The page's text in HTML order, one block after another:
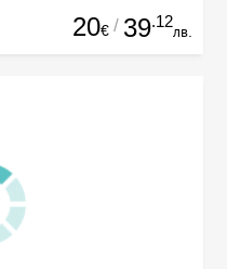
20€ / 39.12
лв.